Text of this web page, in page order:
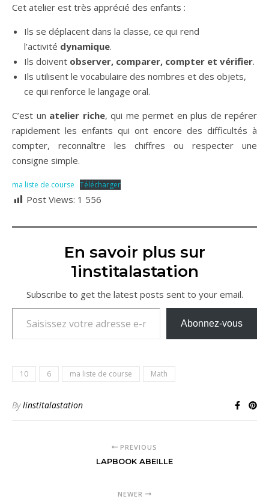
Cet atelier est très apprécié des enfants :
Ils se déplacent dans la classe, ce qui rend
l’activité dynamique.
Ils doivent observer, comparer, compter et vérifier.
Ils utilisent le vocabulaire des nombres et des objets,
ce qui renforce le langage oral.
C’est un atelier riche, qui me permet en plus de repérer
rapidement les enfants qui ont encore des difficultés à
compter, reconnaître les chiffres ou respecter une
consigne simple.
ma liste de course Télécharger
Post Views: 1 556
En savoir plus sur
1institalastation
Subscribe to get the latest posts sent to your email.
Saisissez votre adresse e-mail…
Abonnez-vous
10 6 ma liste de course Math
Bylinstitalastation
PREVIOUS
LAPBOOK ABEILLE
NEWER